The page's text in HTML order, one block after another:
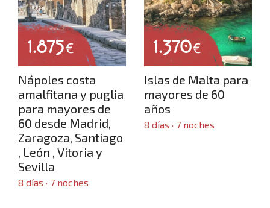
Dónde viajar
Crear viaje a medida
1.875€
Nápoles costa
amalfitana y puglia
para mayores de
60 desde Madrid,
Zaragoza, Santiago
, León , Vitoria y
Sevilla
8 días · 7 noches
1.370€
Islas de Malta para
mayores de 60
años
8 días · 7 noches